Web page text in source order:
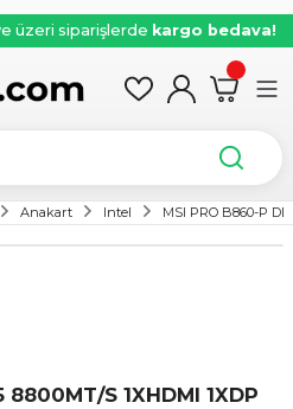
üzeri siparişlerde kargo bedava!
Anakart Intel MSI PRO B860-P
8800MT/S 1XHDMI 1XDP